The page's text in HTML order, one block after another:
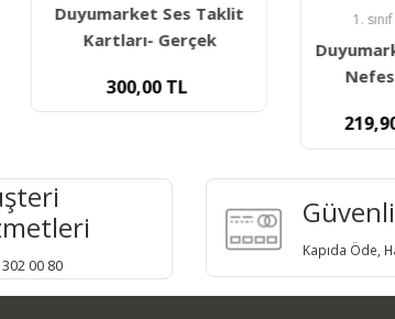
1. sınıf Okuma Yazma
Duyumarket Dil Konuşma
Nefes Egzersizleri
00 80
Kapıda Öde,